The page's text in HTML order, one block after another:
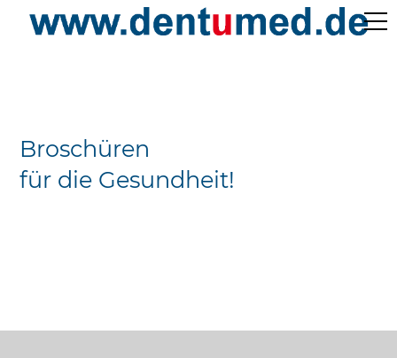
Ärzteverzeichnisse
Broschüren
für die Gesundheit!